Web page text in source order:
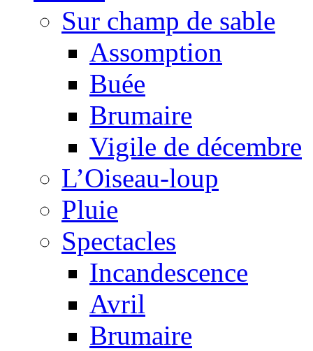
Sur champ de sable
Assomption
Buée
Brumaire
Vigile de décembre
L’Oiseau-loup
Pluie
Spectacles
Incandescence
Avril
Brumaire